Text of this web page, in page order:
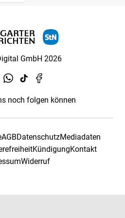
GmbH 2026
noch folgen können
AGBDatenschutzMediadaten
KündigungKontakt
Widerruf